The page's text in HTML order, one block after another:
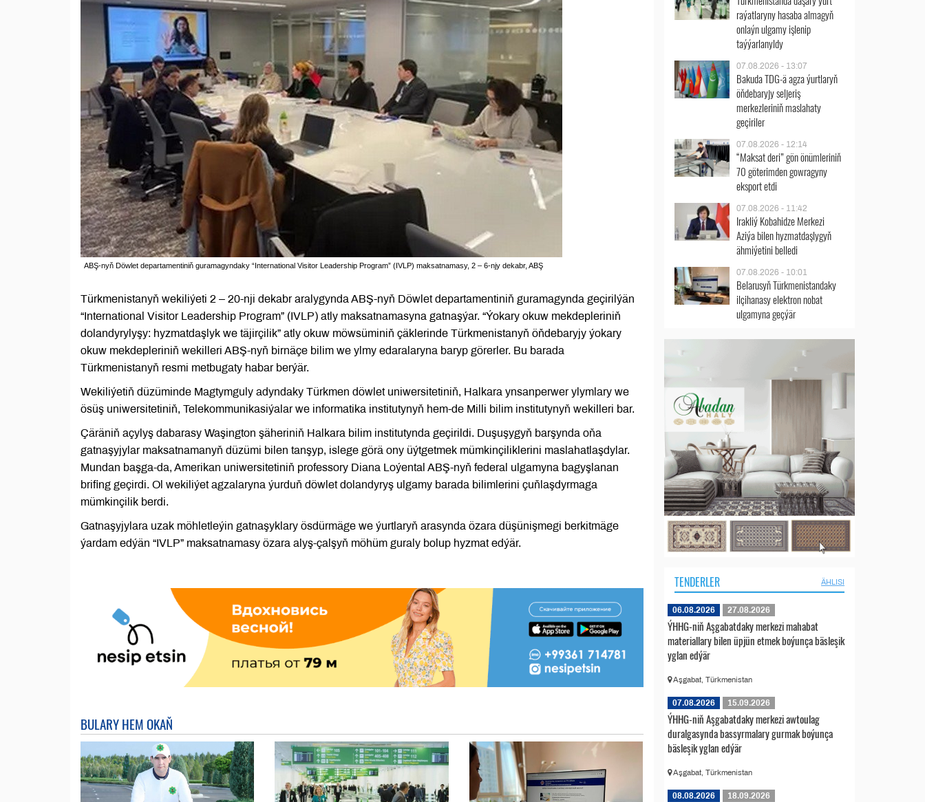
ABŞ-nyň Döwlet departamentiniň guramagyndaky “International Visitor Leadership Program” (IVLP) maksatnamasy, 2 – 6-njy dekabr, ABŞ
Türkmenistanyň wekiliýeti 2 – 20-nji dekabr aralygynda ABŞ-nyň Döwlet departamentiniň guramagynda geçirilýän
“International Visitor Leadership Program” (IVLP) atly maksatnamasyna gatnaşýar. “Ýokary okuw mekdepleriniň
dolandyrylyşy: hyzmatdaşlyk we täjirçilik” atly okuw möwsüminiň çäklerinde Türkmenistanyň öňdebaryjy ýokary
okuw mekdepleriniň wekilleri ABŞ-nyň birnäçe bilim we ylmy edaralaryna baryp görerler. Bu barada
Türkmenistanyň resmi metbugaty habar berýär.
Wekiliýetiň düzüminde Magtymguly adyndaky Türkmen döwlet uniwersitetiniň, Halkara ynsanperwer ylymlary we
ösüş uniwersitetiniň, Telekommunikasiýalar we informatika institutynyň hem-de Milli bilim institutynyň wekilleri bar.
Çäräniň açylyş dabarasy Waşington şäheriniň Halkara bilim institutynda geçirildi. Duşuşygyň barşynda oňa
gatnaşyjylar maksatnamanyň düzümi bilen tanşyp, islege görä ony üýtgetmek mümkinçiliklerini maslahatlaşdylar.
Mundan başga-da, Amerikan uniwersitetiniň professory Diana Loýental ABŞ-nyň federal ulgamyna bagyşlanan
brifing geçirdi. Ol wekiliýet agzalaryna ýurduň döwlet dolandyryş ulgamy barada bilimlerini çuňlaşdyrmaga
mümkinçilik berdi.
Gatnaşyjylara uzak möhletleýin gatnaşyklary ösdürmäge we ýurtlaryň arasynda özara düşünişmegi berkitmäge
ýardam edýän “IVLP” maksatnamasy özara alyş-çalşyň möhüm guraly bolup hyzmat edýär.
BULARY HEM OKAŇ
raýatlaryny hasaba almagyň
onlaýn ulgamy işlenip
taýýarlanyldy
07.08.2026 - 13:07
Bakuda TDG-ä agza ýurtlaryň
öňdebaryjy seljeriş
merkezleriniň maslahaty
geçiriler
07.08.2026 - 12:14
“Maksat deri” gön önümleriniň
70 göterimden gowragyny
eksport etdi
07.08.2026 - 11:42
Irakliý Kobahidze Merkezi
Aziýa bilen hyzmatdaşlygyň
ähmiýetini belledi
07.08.2026 - 10:01
Belarusyň Türkmenistandaky
ilçihanasy elektron nobat
ulgamyna geçýär
TENDERLER ÄHLISI
06.08.2026 27.08.2026
ÝHHG-niň Aşgabatdaky merkezi mahabat
materiallary bilen üpjün etmek boýunça bäsleşik
yglan edýär
Aşgabat, Türkmenistan
07.08.2026 15.09.2026
ÝHHG-niň Aşgabatdaky merkezi awtoulag
duralgasynda bassyrmalary gurmak boýunça
bäsleşik yglan edýär
Aşgabat, Türkmenistan
08.08.2026 18.09.2026